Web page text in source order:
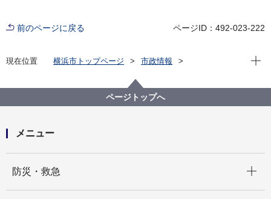
前のページに戻る ページID：492-023-222
現在位置 横浜市トップページ
市政情報
麻しん（はしか）患者の発生について
現在
ページトップへ
メニュー
防災・救急